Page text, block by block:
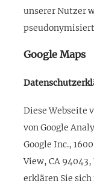
unserer Nutzer
Google Maps
Diese Webseite
von Google
Google Inc.,
View, CA
erklären Sie